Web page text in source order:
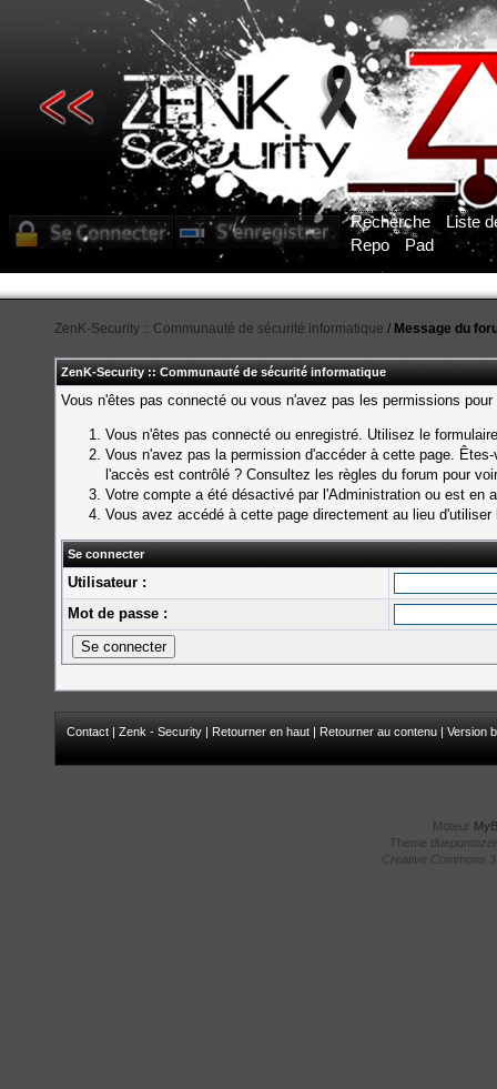
Recherche
Liste
Repo
Pad
ZenK-Security :: Communauté de sécurité informatique / Message du
ZenK-Security :: Communauté de sécurité informatique
Vous n'êtes pas connecté ou vous n'avez pas les permissions
Vous n'êtes pas connecté ou enregistré. Utilisez le
Vous n'avez pas la permission d'accéder à cette page.
l'accès est contrôlé ? Consultez les règles du forum pour
Votre compte a été désactivé par l'Administration ou est en
Vous avez accédé à cette page directement au lieu
Se connecter
Utilisateur :
Mot de passe :
Contact | Zenk - Security | Retourner en haut | Retourner au contenu | Version
Moteur
Theme
Creative Commons